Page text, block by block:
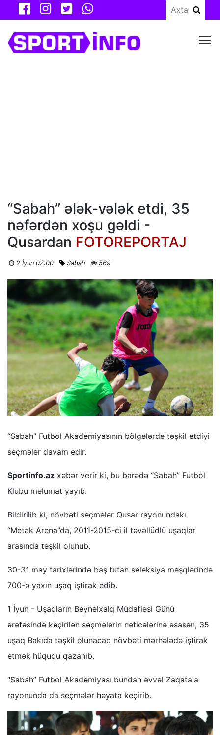
“Sabah” ələk-vələk etdi, 35
nəfərdən xoşu gəldi -
Qusardan FOTOREPORTAJ
2 İyun 02:00 Sabah 569
“Sabah” Futbol Akademiyasının bölgələrdə təşkil etdiyi
seçmələr davam edir.
Sportinfo.az xəbər verir ki, bu barədə “Sabah” Futbol
Klubu məlumat yayıb.
Bildirilib ki, növbəti seçmələr Qusar rayonundakı
“Metak Arena”da, 2011-2015-ci il təvəllüdlü uşaqlar
arasında təşkil olunub.
30-31 may tarixlərində baş tutan seleksiya məşqlərində
700-ə yaxın uşaq iştirak edib.
1 İyun - Uşaqların Beynəlxalq Müdafiəsi Günü
ərəfəsində keçirilən seçmələrin nəticələrinə əsasən, 35
uşaq Bakıda təşkil olunacaq növbəti mərhələdə iştirak
etmək hüququ qazanıb.
“Sabah” Futbol Akademiyası bundan əvvəl Zaqatala
rayonunda da seçmələr həyata keçirib.